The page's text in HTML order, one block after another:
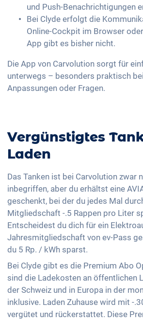
und Push-Benachrichtigungen
Bei Clyde erfolgt die
Online-Cockpit im Browser
App gibt es bisher nicht.
Die App von Carvolution sorgt für
unterwegs – besonders praktisch
Anpassungen oder Fragen.
Vergünstigtes
Laden
Das Tanken ist bei Carvolution zwar
inbegriffen, aber du erhältst eine
geschenkt, bei der du jedes Mal
Mitgliedschaft -.5 Rappen pro Liter
Entscheidest du dich für ein
Jahresmitgliedschaft von ev-Pass
du 5 Rp. / kWh sparst.
Bei Clyde gibt es die Premium Abo
sind die Ladekosten an öffentlichen
der Schweiz und in Europa in der
inklusive. Laden Zuhause wird mit -
vergütet und rückerstattet. Diese